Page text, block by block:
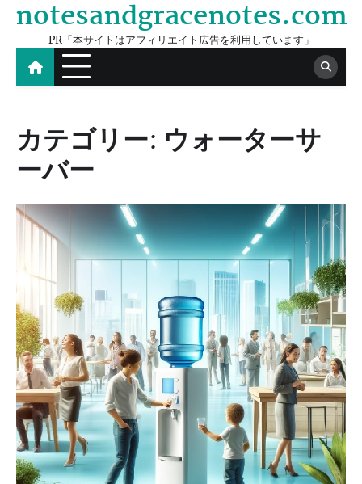
Skip
content
notesandgracenotes.com
PR「本サイトはアフィリエイト広告を利用しています」
カテゴリー: ウォーターサ
ーバー